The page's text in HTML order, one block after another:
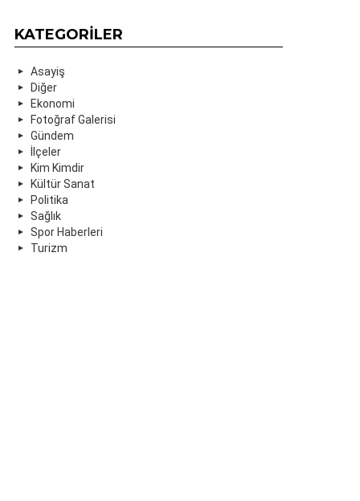
KATEGORILER
Asayiş
Diğer
Ekonomi
Fotoğraf Galerisi
Gündem
İlçeler
Kim Kimdir
Kültür Sanat
Politika
Sağlık
Spor Haberleri
Turizm